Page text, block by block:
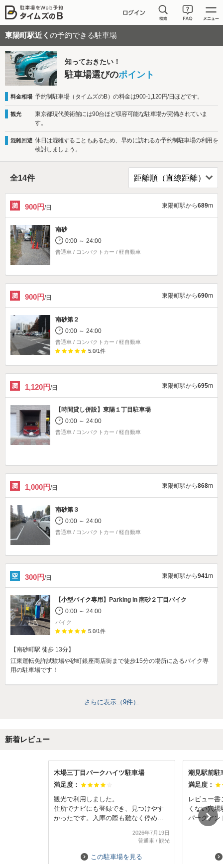
東陽町駅近く の予約できる駐車場
知っておきたい！
駐車場選びのポイント
料金相場 予約制駐車場（タイムズのB）の料金は900-1,120円/日ほどです。
観光
東京都現代美術館には90台ほど収容可能な駐車場が完備されていま
す。
混雑回避 休日は混雑することもあるため、早めに訪れるか予約制駐車場の利用を
検討しましょう。
全14件
900円/日 東陽町駅から689m
南砂
0:00 ～ 24:00
普通車 / コンパクトカー / 軽自動車
900円/日 東陽町駅から690m
南砂第２
0:00 ～ 24:00
普通車 / コンパクトカー / 軽自動車
5.0/1件
1,120円/日 東陽町駅から695m
【時間貸し併設】 東陽１丁目駐車場
0:00 ～ 24:00
普通車 / コンパクトカー / 軽自動車
1,000円/日 東陽町駅から868m
南砂第３
0:00 ～ 24:00
普通車 / コンパクトカー / 軽自動車
300円/日 東陽町駅から941m
【小型バイク専用】
Parking in 南砂２丁目バイク
0:00 ～ 24:00
バイク
5.0/1件
【南砂町駅 徒歩 13分】
江東運転免許試験場や砂町銀座商店街まで徒歩15分の場所にあるバイク専
用の駐車場です！
さらに表示（9件）
新着レビュー
木場三丁目パークハイツ駐車場
満足度：
観光で利用しました。
住所でナビにも登録でき、見つけやす
かったです。入庫の際も難なく停める
でしたがちょうど日陰の時間帯だった
った際にあまりひどい暑さを感じるこ
2026年7月19日
普通車/ 観光
この駐車場を見る
潮見駅前駐
満足度：
レビュー書
くない穴場
パークアン
高架下の
外車や車